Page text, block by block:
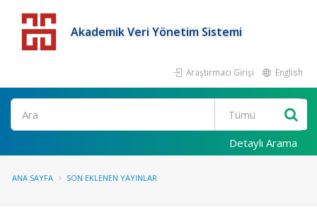
Akademik Veri Yönetim Sistemi
Araştırmacı Girişi English
Detaylı Arama
ANA SAYFA SON EKLENEN YAYINLAR